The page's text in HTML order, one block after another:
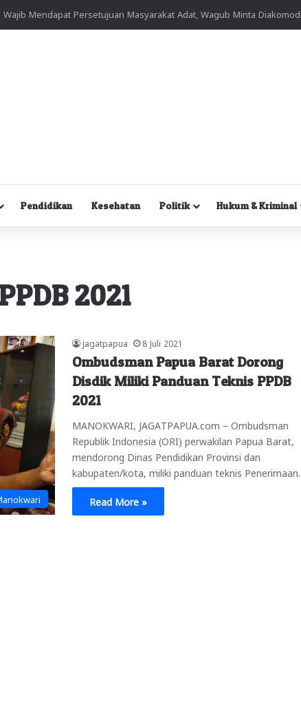
Pendidikan Kesehatan Politik Hukum & Kriminal
2021
jagatpapua 8 Juli 2021
Ombudsman Papua Barat Dorong
Disdik Miliki Panduan Teknis PPDB
2021
MANOKWARI, JAGATPAPUA.com – Ombudsman
Republik Indonesia (ORI) perwakilan Papua Barat,
mendorong Dinas Pendidikan Provinsi dan
kabupaten/kota, miliki panduan teknis Penerimaan…
Read More »